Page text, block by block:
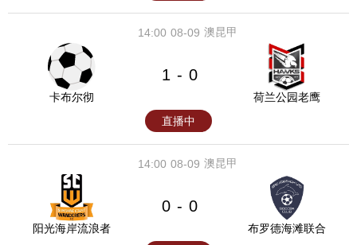
08-09
14:00 澳昆甲
卡布尔彻
1 - 0
荷兰公园老鹰
直播中
08-09
14:00 澳昆甲
阳光海岸流浪者
0 - 0
布罗德海滩联合